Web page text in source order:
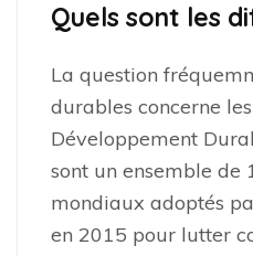
Quels sont les
La question
durables concerne
Développement
sont un ensemble de
mondiaux adoptés
en 2015 pour lutter